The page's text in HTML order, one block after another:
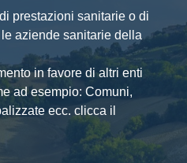
prestazioni sanitarie o di
aziende sanitarie della
in favore di altri enti
ad esempio: Comuni,
ecc. clicca il